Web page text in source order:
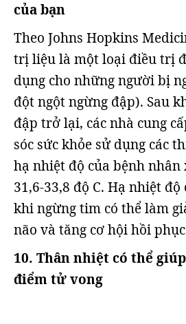
của bạn
Theo Johns Hopkins
trị liệu là một loại điều trị
dụng cho những người bị
đột ngột ngừng đập). Sau
đập trở lại, các nhà cung
sóc sức khỏe sử dụng các
hạ nhiệt độ của bệnh nhân
31,6-33,8 độ C. Hạ nhiệt
khi ngừng tim có thể làm
não và tăng cơ hội hồi
10. Thân nhiệt có thể
điểm tử vong